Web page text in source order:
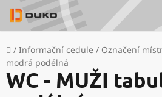
Přejít
na
obsah
Domů
/ Informační cedule / Označení
modrá podélná
WC - MUŽI